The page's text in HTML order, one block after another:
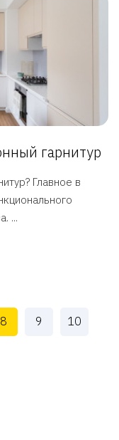
гарнитур
Главное в
...
8 9 10